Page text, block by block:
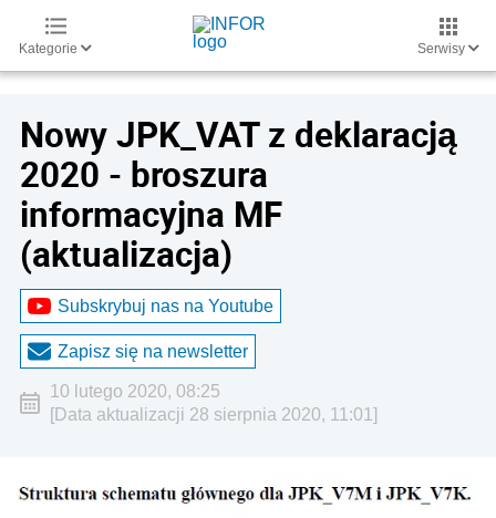
Kategorie Serwisy
Nowy JPK_VAT z deklaracją
2020 - broszura
informacyjna MF
(aktualizacja)
Subskrybuj nas na Youtube
Zapisz się na newsletter
10 lutego 2020, 08:25
[Data aktualizacji 28 sierpnia 2020, 11:01]